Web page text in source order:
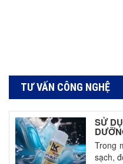
TƯ VẤN CÔNG NGHỆ
SỬ
Trong
sạch,